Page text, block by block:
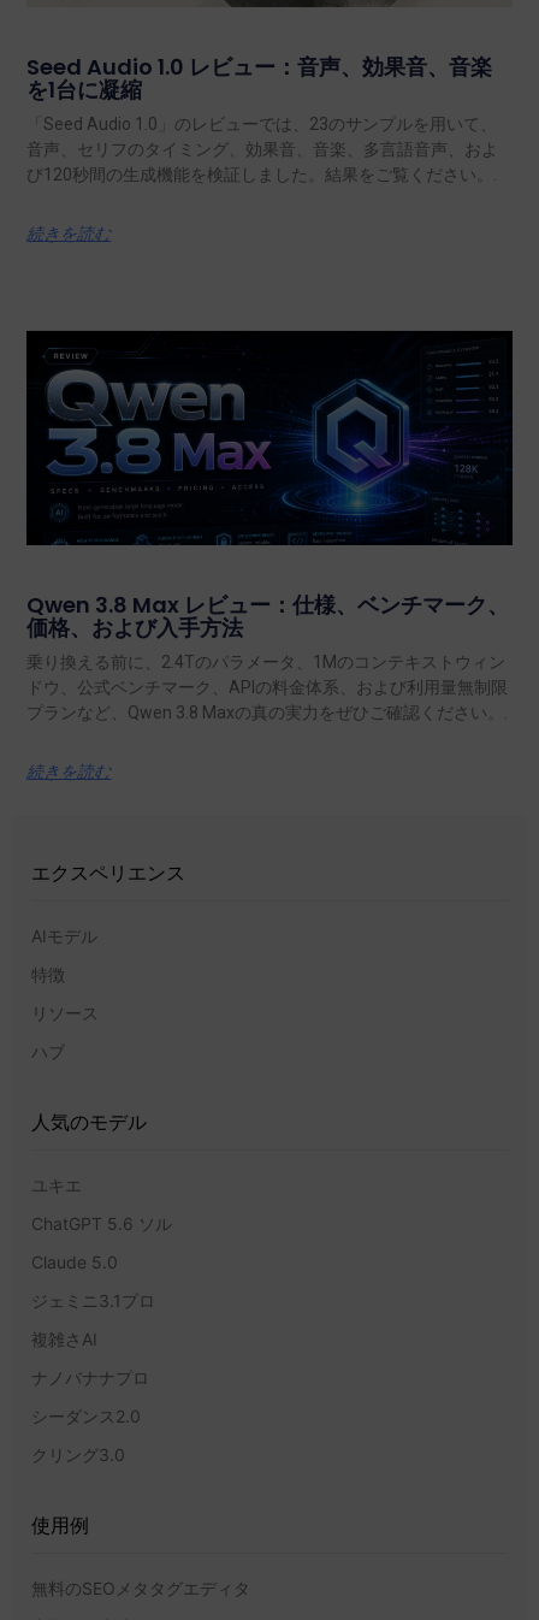
Seed Audio 1.0 レビュー：音声、効果音、音楽
を1台に凝縮
「Seed Audio 1.0」のレビューでは、23のサンプルを用いて、
音声、セリフのタイミング、効果音、音楽、多言語音声、およ
び120秒間の生成機能を検証しました。結果をご覧ください。.
続きを読む
Qwen 3.8 Max レビュー：仕様、ベンチマーク、
価格、および入手方法
乗り換える前に、2.4Tのパラメータ、1Mのコンテキストウィン
ドウ、公式ベンチマーク、APIの料金体系、および利用量無制限
プランなど、Qwen 3.8 Maxの真の実力をぜひご確認ください。.
続きを読む
エクスペリエンス
AIモデル
特徴
リソース
ハブ
人気のモデル
ユキエ
ChatGPT 5.6 ソル
Claude 5.0
ジェミニ3.1プロ
複雑さAI
ナノバナナプロ
シーダンス2.0
クリング3.0
使用例
無料のSEOメタタグエディタ